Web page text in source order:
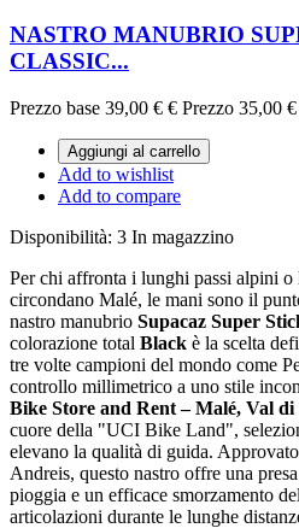
NASTRO MANUBRIO
CLASSIC...
Prezzo base 39,00 € € Prezzo 35,00 €
Aggiungi al carrello
Add to wishlist
Add to compare
Disponibilità: 3 In magazzino
Per chi affronta i lunghi passi alpini o
circondano Malé, le mani sono il
nastro manubrio Supacaz Super
colorazione total Black è la scelta
tre volte campioni del mondo come
controllo millimetrico a uno stile
Bike Store and Rent – Malé, Val di
cuore della "UCI Bike Land",
elevano la qualità di guida.
Andreis, questo nastro offre una
pioggia e un efficace smorzamento
articolazioni durante le lunghe